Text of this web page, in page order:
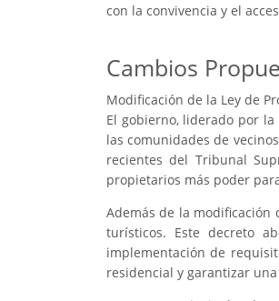
con la convivencia y el
Cambios
Modificación de la Ley de
El gobierno, liderado por
las comunidades de
recientes del Tribunal
propietarios más poder
Además de la
turísticos. Este decreto
implementación de
residencial y garantizar